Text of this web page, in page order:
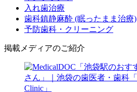
入れ歯治療
歯科鎮静麻酔 (眠ったまま治療)
予防歯科・クリーニング
掲載メディアのご紹介